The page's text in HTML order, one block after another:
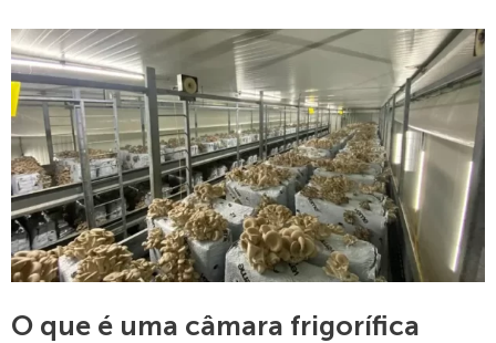
O que é uma câmara frigorífica